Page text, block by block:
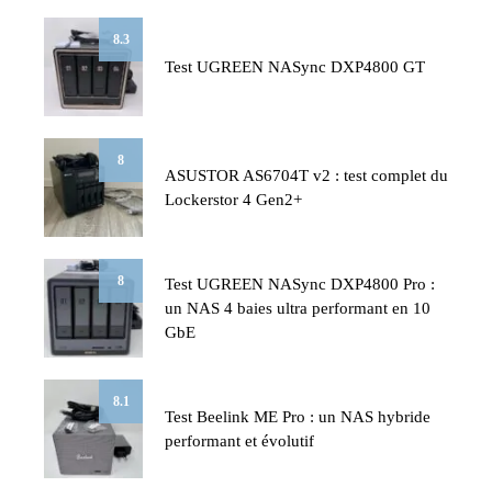
8.3
Test UGREEN NASync DXP4800 GT
8
ASUSTOR AS6704T v2 : test complet du
Lockerstor 4 Gen2+
8
Test UGREEN NASync DXP4800 Pro :
un NAS 4 baies ultra performant en 10
GbE
8.1
Test Beelink ME Pro : un NAS hybride
performant et évolutif